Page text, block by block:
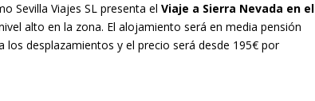
Sevilla Viajes SL presenta elViaje a Sierra Nevada en el
alto en la zona. El alojamiento será en media pensión
los desplazamientos y el precio será desde 195€ por